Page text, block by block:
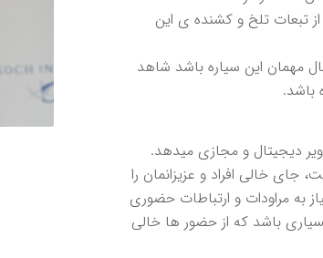
تبعات تلخ و كشنده ى اين
مهمان اين سياره باشد شاهد
باشد.
ديجيتال و مجازى ميدهد.
جاى خالى افراد و عزيزانمان را
به مراودات و ارتباطات حضورى
باشد كه از حضور ها خالى